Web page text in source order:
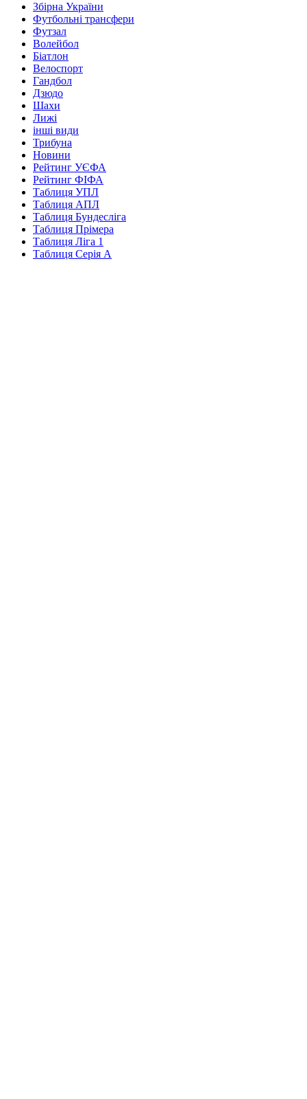
Збірна України
Футбольні трансфери
Футзал
Волейбол
Біатлон
Велоспорт
Гандбол
Дзюдо
Шахи
Лижі
інші види
Трибуна
Новини
Рейтинг УЄФА
Рейтинг ФІФА
Таблиця УПЛ
Таблиця АПЛ
Таблиця Бундесліга
Таблиця Прімера
Таблиця Ліга 1
Таблиця Серія А